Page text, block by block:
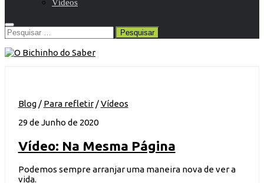
Vídeos
Pesquisar
por:
Blog/ Para refletir/Vídeos
29 de Junho de 2020
Vídeo: Na Mesma Página
Podemos sempre arranjar uma maneira nova de ver a
vida.